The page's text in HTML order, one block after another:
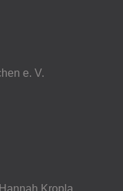
e. V.
Kropla